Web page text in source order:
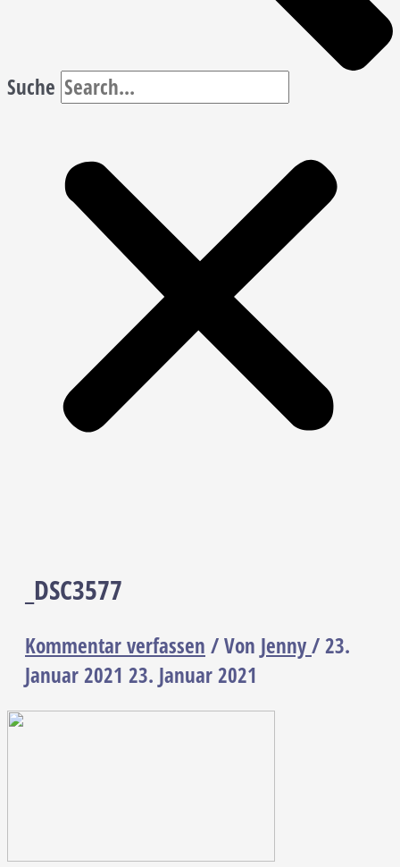
Suche
_DSC3577
Kommentar verfassen / Von Jenny/23.
Januar 2021 23. Januar 2021